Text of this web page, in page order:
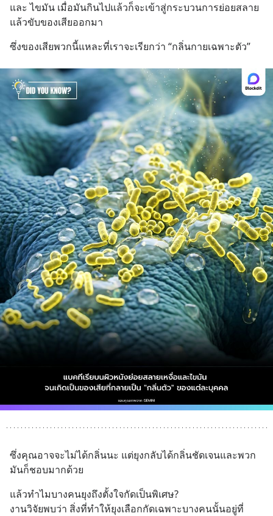
และ ไขมัน เมื่อมันกินไปแล้วก็จะเข้าสู่กระบวนการย่อยสลาย
แล้วขับของเสียออกมา
ซึ่งของเสียพวกนี้แหละที่เราจะเรียกว่า “กลิ่นกายเฉพาะตัว”
ซึ่งคุณอาจจะไม่ได้กลิ่นนะ แต่ยุงกลับได้กลิ่นชัดเจนและพวก
มันก็ชอบมากด้วย
แล้วทำไมบางคนยุงถึงตั้งใจกัดเป็นพิเศษ?
งานวิจัยพบว่า สิ่งที่ทำให้ยุงเลือกกัดเฉพาะบางคนนั้นอยู่ที่